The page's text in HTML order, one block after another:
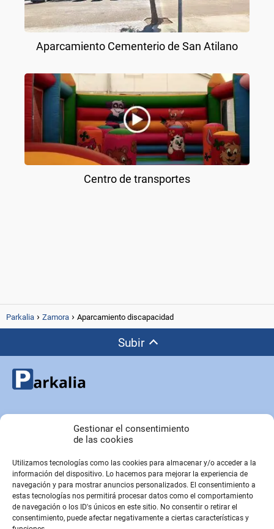
Gestionar el consentimiento
de las cookies
Utilizamos tecnologías como las cookies para almacenar y/o acceder a la
información del dispositivo. Lo hacemos para mejorar la experiencia de
navegación y para mostrar anuncios personalizados. El consentimiento a
estas tecnologías nos permitirá procesar datos como el comportamiento
de navegación o los ID's únicos en este sitio. No consentir o retirar el
consentimiento, puede afectar negativamente a ciertas características y
Aparcamiento Cementerio de San Atilano
Centro de transportes
Parkalia Zamora Aparcamiento discapacidad
Subir
Copyright © Parkalia.es
PÁGINAS EMPRESA
Contacto
Sobre Nosotros
Sitemap